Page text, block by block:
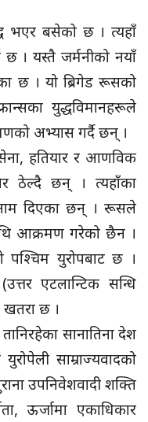
भएर बसेको छ । त्यहाँ
। यस्तै जर्मनीको नयाँ
छ । यो ब्रिगेड रूसको
युद्धविमानहरूले
अभ्यास गर्दै छन् ।
हतियार र आणविक
ठेल्दै छन् । त्यहाँका
नाम दिएका छन् । रूसले
आक्रमण गरेको छैन ।
युरोपबाट छ ।
एटलान्टिक सन्धि
खतरा छ ।
सानातिना देश
साम्राज्यवादको
उपनिवेशवादी शक्ति
ऊर्जामा एकाधिकार